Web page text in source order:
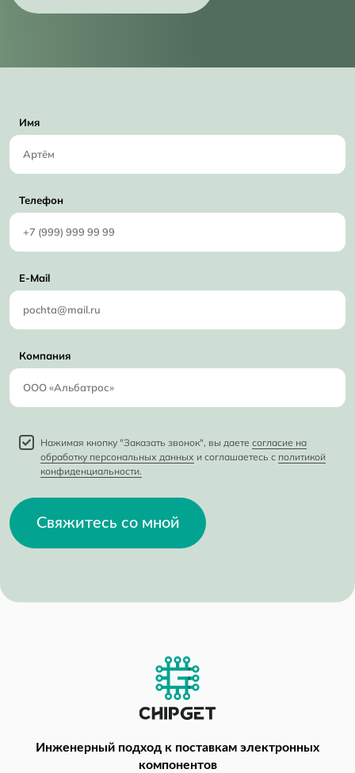
Имя
Телефон
E-Mail
Компания
Нажимая кнопку "Заказать звонок", вы даете согласие на
обработку персональных данных и соглашаетесь с политикой
конфиденциальности.
Свяжитесь со мной
Инженерный подход к поставкам электронных
компонентов